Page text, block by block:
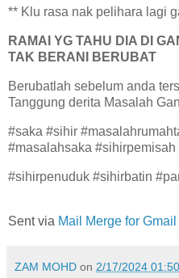
** Klu rasa nak pelihara lagi
RAMAI YG TAHU DIA DI
TAK BERANI BERUBAT
Berubatlah sebelum anda
Tanggung derita Masalah
#saka #sihir
#masalahsaka #sihirpemisah
#sihirpenuduk #sihirbatin
Sent via Mail Merge for Gmail
ZAM MOHD on 2/17/2024